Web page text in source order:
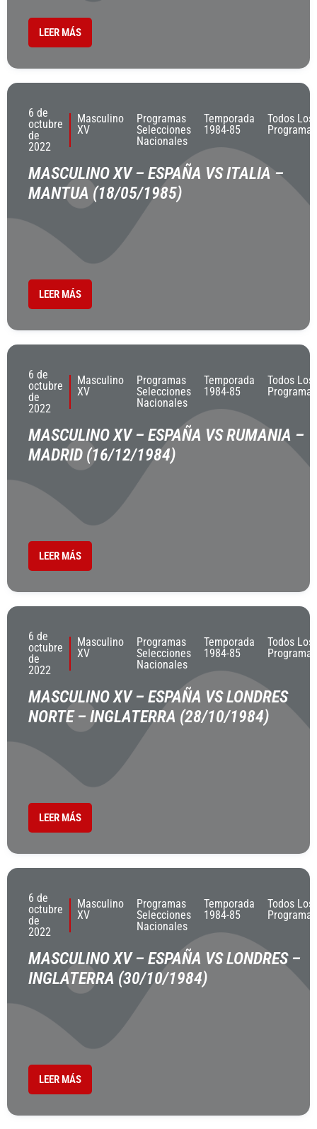
LEER MÁS
6 de
octubre
de
2022
Masculino
XV
Programas
Selecciones
Nacionales
Temporada
1984-85
Todos Los
Programas
MASCULINO XV – ESPAÑA VS ITALIA –
MANTUA (18/05/1985)
LEER MÁS
6 de
octubre
de
2022
Masculino
XV
Programas
Selecciones
Nacionales
Temporada
1984-85
Todos Los
Programas
MASCULINO XV – ESPAÑA VS RUMANIA –
MADRID (16/12/1984)
LEER MÁS
6 de
octubre
de
2022
Masculino
XV
Programas
Selecciones
Nacionales
Temporada
1984-85
Todos Los
Programas
MASCULINO XV – ESPAÑA VS LONDRES
NORTE – INGLATERRA (28/10/1984)
LEER MÁS
6 de
octubre
de
2022
Masculino
XV
Programas
Selecciones
Nacionales
Temporada
1984-85
Todos Los
Programas
MASCULINO XV – ESPAÑA VS LONDRES –
INGLATERRA (30/10/1984)
LEER MÁS